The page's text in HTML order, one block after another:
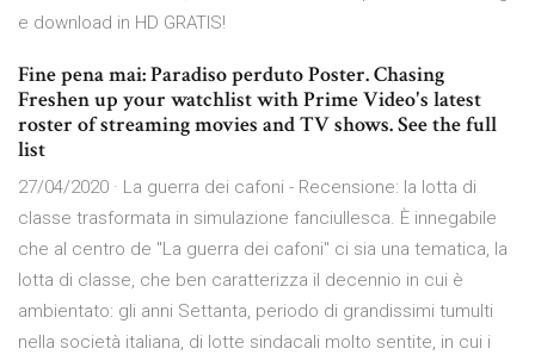
e download in HD GRATIS!
Fine pena mai: Paradiso perduto Poster. Chasing
Freshen up your watchlist with Prime Video's latest
roster of streaming movies and TV shows. See the full
list
27/04/2020 · La guerra dei cafoni - Recensione: la lotta di
classe trasformata in simulazione fanciullesca. È innegabile
che al centro de "La guerra dei cafoni" ci sia una tematica, la
lotta di classe, che ben caratterizza il decennio in cui è
ambientato: gli anni Settanta, periodo di grandissimi tumulti
nella società italiana, di lotte sindacali molto sentite, in cui i